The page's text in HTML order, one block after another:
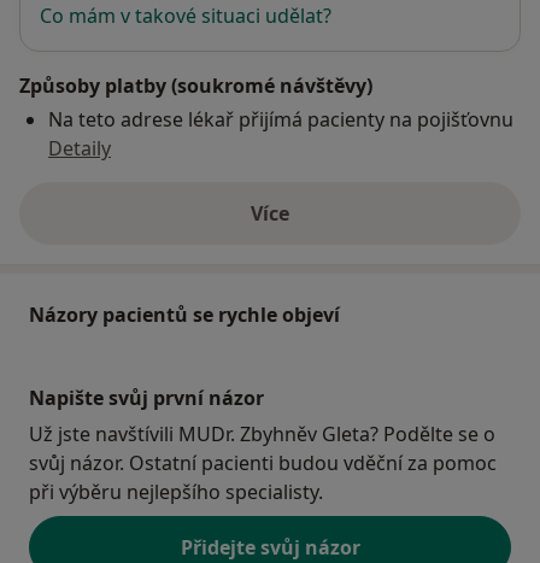
Co mám v takové situaci udělat?
Způsoby platby (soukromé návštěvy)
Na teto adrese lékař přijímá pacienty na pojišťovnu
Detaily
Víceo adrese
Názory pacientů se rychle objeví
Napište svůj první názor
Už jste navštívili MUDr. Zbyhněv Gleta? Podělte se o
svůj názor. Ostatní pacienti budou vděční za pomoc
při výběru nejlepšího specialisty.
Přidejte svůj názor